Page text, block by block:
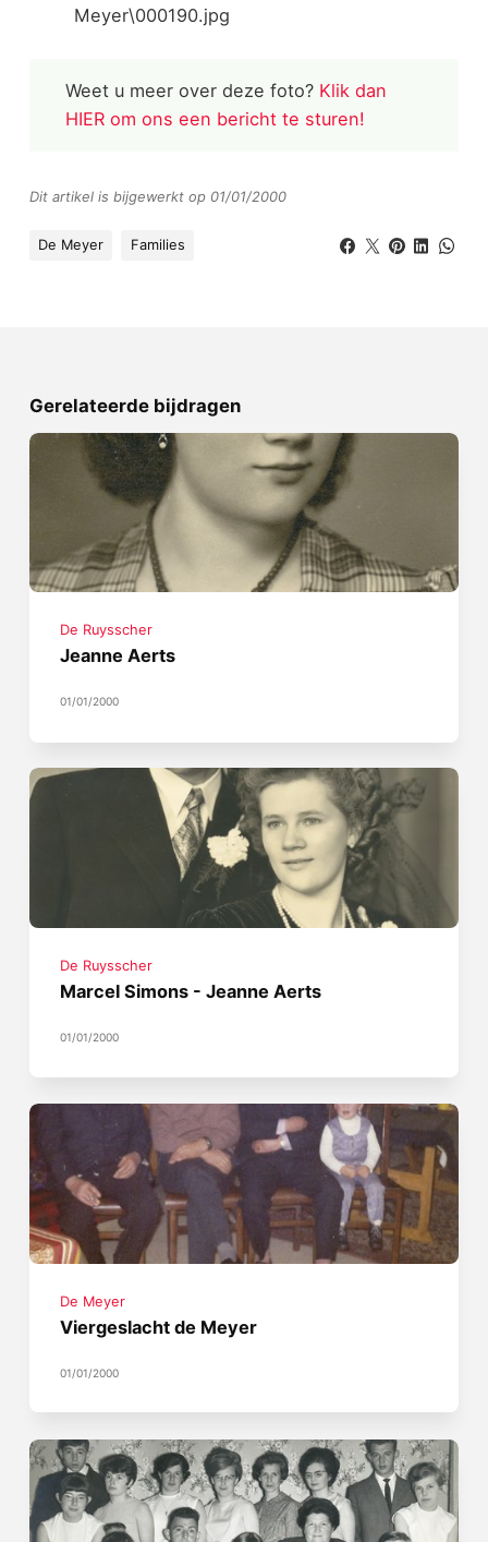
Meyer\000190.jpg
Weet u meer over deze foto? Klik dan
HIER om ons een bericht te sturen!
Dit artikel is bijgewerkt op 01/01/2000
De Meyer Families
Gerelateerde bijdragen
De Ruysscher
Jeanne Aerts
01/01/2000
De Ruysscher
Marcel Simons - Jeanne Aerts
01/01/2000
De Meyer
Viergeslacht de Meyer
01/01/2000